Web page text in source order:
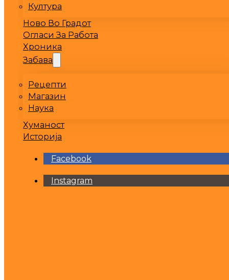
Култура
Ново Во Градот
Огласи За Работа
Хроника
Забава
Рецепти
Магазин
Наука
Хуманост
Историја
Facebook
Instagram